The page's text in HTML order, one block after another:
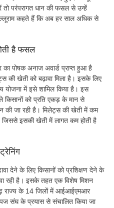
तो परंपरागत धान की फसल से उन्हें
कहते हैं कि अब हर साल अधिक से
है फसल
का पोषक अनाज अवार्ड प्राप्त हुआ है
की खेती को बढ़ावा मिला है। इसके लिए
योजना में इसे शामिल किया है। इस
किसानों को प्रति एकड़ के मान से
की जा रही है। मिलेट्स की खेती में कम
इसकी खेती में लागत कम होती है
देने के लिए किसानों को प्रशिक्षण देने के
रही है। इसके तहत एक विशेष मिशन
राज्य के 14 जिलों में आईआईएमआर
संघ के प्रयास से संचालित किया जा